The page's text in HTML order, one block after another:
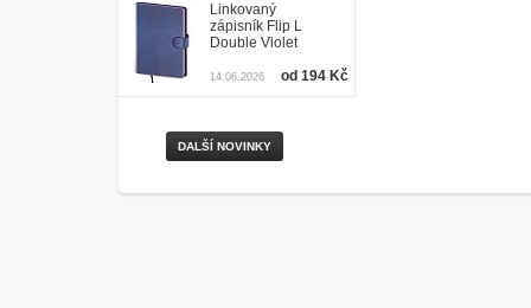
Linkovaný
zápisník Flip L
Double Violet
14.06.2026 od 194 Kč
DALŠÍ NOVINKY